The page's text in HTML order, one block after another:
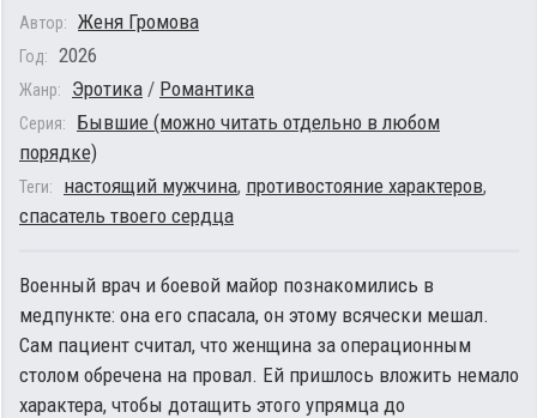
Автор: Женя Громова
Год: 2026
Жанр: Эротика / Романтика
Серия:
Бывшие (можно читать отдельно в любом
порядке)
Теги: настоящий мужчина, противостояние характеров,
спасатель твоего сердца
Военный врач и боевой майор познакомились в
медпункте: она его спасала, он этому всячески мешал.
Сам пациент считал, что женщина за операционным
столом обречена на провал. Ей пришлось вложить немало
характера, чтобы дотащить этого упрямца до